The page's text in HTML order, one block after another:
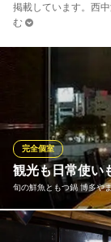
掲載しています。西
む
観光も日常使い
旬の鮮魚ともつ鍋 博多や
完全個室
「旬の鮮魚とも